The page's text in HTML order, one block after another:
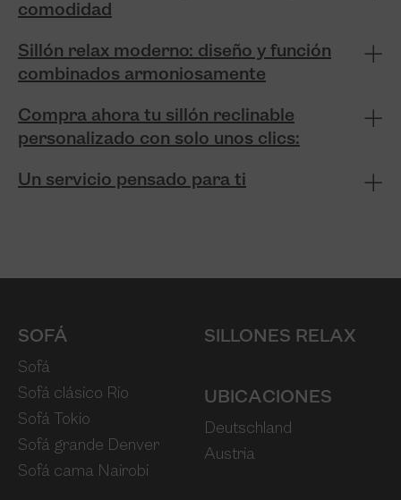
comodidad
Sillón relax moderno: diseño y función
combinados armoniosamente
Compra ahora tu sillón reclinable
personalizado con solo unos clics:
Un servicio pensado para ti
SOFÁ
Sofá
Sofá clásico Rio
Sofá Tokio
Sofá grande Denver
Sofá cama Nairobi
SILLONES RELAX
UBICACIONES
Deutschland
Austria